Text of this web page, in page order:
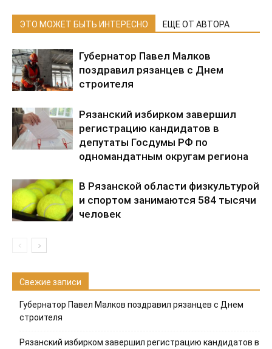
ЭТО МОЖЕТ БЫТЬ ИНТЕРЕСНО ЕЩЕ ОТ АВТОРА
Губернатор Павел Малков
поздравил рязанцев с Днем
строителя
Рязанский избирком завершил
регистрацию кандидатов в
депутаты Госдумы РФ по
одномандатным округам региона
В Рязанской области физкультурой
и спортом занимаются 584 тысячи
человек
Свежие записи
Губернатор Павел Малков поздравил рязанцев с Днем
строителя
Рязанский избирком завершил регистрацию кандидатов в